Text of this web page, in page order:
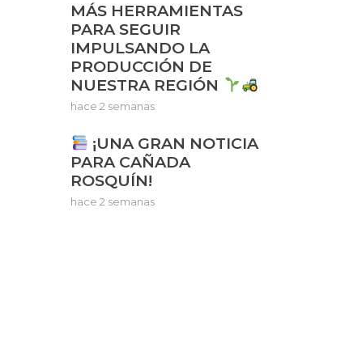
MÁS HERRAMIENTAS
PARA SEGUIR
IMPULSANDO LA
PRODUCCIÓN DE
NUESTRA REGIÓN
hace 2 semanas
¡UNA GRAN NOTICIA
PARA CAÑADA
ROSQUÍN!
hace 2 semanas